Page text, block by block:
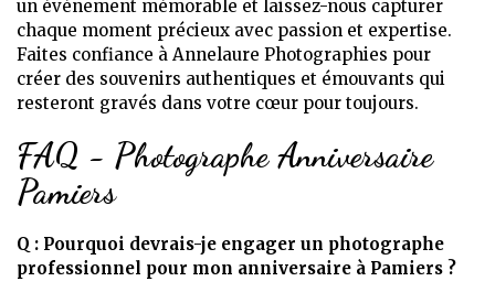
un événement mémorable et laissez-nous capturer
chaque moment précieux avec passion et expertise.
Faites confiance à Annelaure Photographies pour
créer des souvenirs authentiques et émouvants qui
resteront gravés dans votre cœur pour toujours.
FAQ - Photographe Anniversaire
Pamiers
Q : Pourquoi devrais-je engager un photographe
professionnel pour mon anniversaire à Pamiers ?